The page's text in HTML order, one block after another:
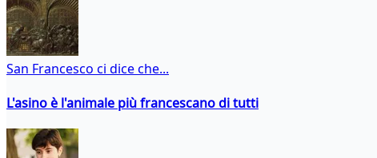
San Francesco ci dice che...
L'asino è l'animale più francescano di tutti